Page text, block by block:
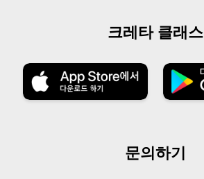
크레타 클래스
문의하기